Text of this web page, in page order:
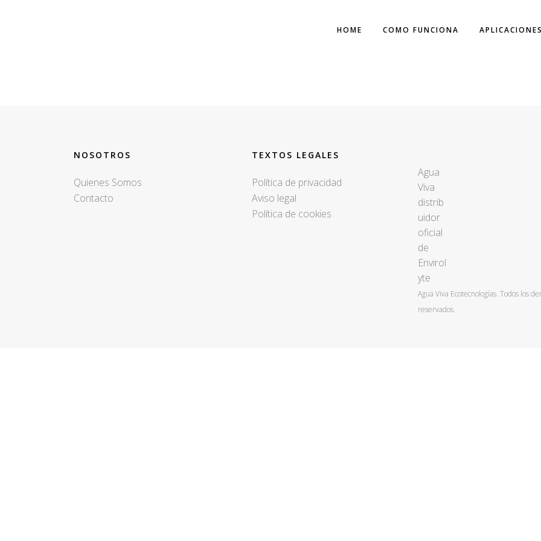
HOME COMO FUNCIONA APLICACIONES
HEADER-PREVENCION-
NOSOTROS
Quienes Somos
Contacto
TEXTOS LEGALES
Política de privacidad
Aviso legal
Política de cookies
Agua
Viva
distrib
uidor
oficial
de
Envirol
yte
Agua Viva Ecotecnologías. Todos los
reservados.